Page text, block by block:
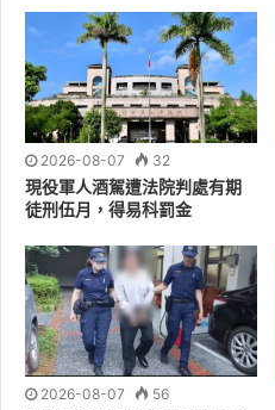
2026-08-07 32
現役軍人酒駕遭法院判處有期
徒刑伍月，得易科罰金
2026-08-07 56